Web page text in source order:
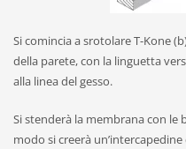
Si comincia a srotolare T-Kone
della parete, con la linguetta
alla linea del gesso.
Si stenderà la membrana con
modo si creerà